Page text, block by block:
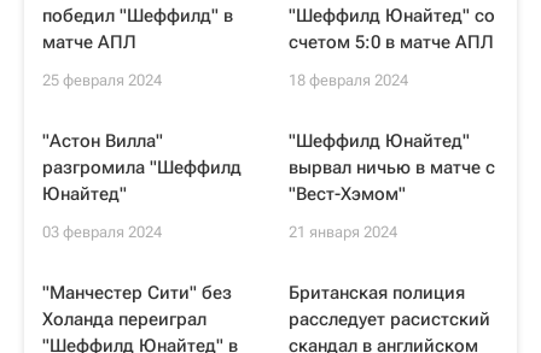
победил "Шеффилд" в
матче АПЛ
25 февраля 2024
"Шеффилд Юнайтед" со
счетом 5:0 в матче АПЛ
18 февраля 2024
"Астон Вилла"
разгромила "Шеффилд
Юнайтед"
03 февраля 2024
"Шеффилд Юнайтед"
вырвал ничью в матче с
"Вест-Хэмом"
21 января 2024
"Манчестер Сити" без
Холанда переиграл
"Шеффилд Юнайтед" в
Британская полиция
расследует расистский
скандал в английском